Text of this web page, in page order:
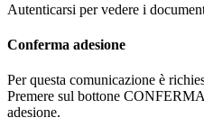
Autenticarsi per vedere i
Conferma adesione
Per questa comunicazione è
Premere sul bottone
adesione.